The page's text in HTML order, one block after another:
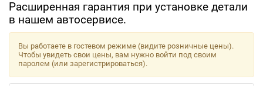
Расширенная гарантия при установке детали
в нашем автосервисе.
Вы работаете в гостевом режиме (видите розничные цены).
Чтобы увидеть свои цены, вам нужно войти под своим
паролем (или зарегистрироваться).